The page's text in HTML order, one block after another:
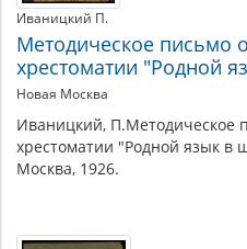
Иваницкий П.
Методическое письмо
хрестоматии "Родной
Новая Москва
Иваницкий, П.Методическое
хрестоматии "Родной язык в
Москва, 1926.